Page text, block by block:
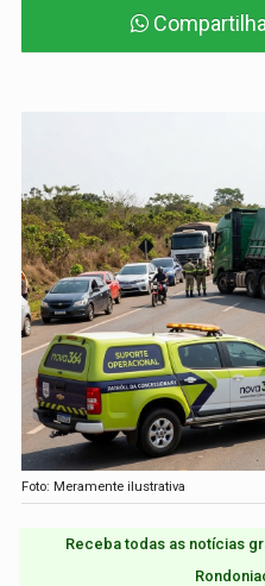
Foto: Meramente ilustrativa
Receba todas as notícias